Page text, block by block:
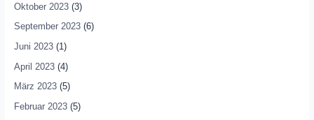
Oktober 2023(3)
September 2023(6)
Juni 2023(1)
April 2023(4)
März 2023(5)
Februar 2023(5)